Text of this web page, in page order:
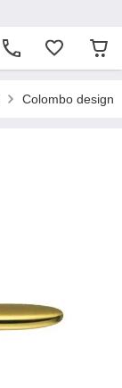
Colombo design